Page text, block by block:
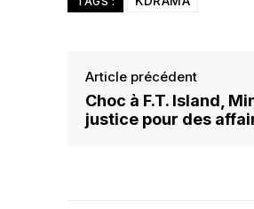
Article précédent
Choc à F.T. Island,
justice pour des